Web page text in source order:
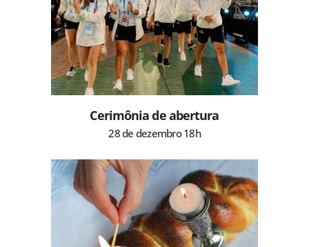
Cerimônia de abertura
28 de dezembro 18h